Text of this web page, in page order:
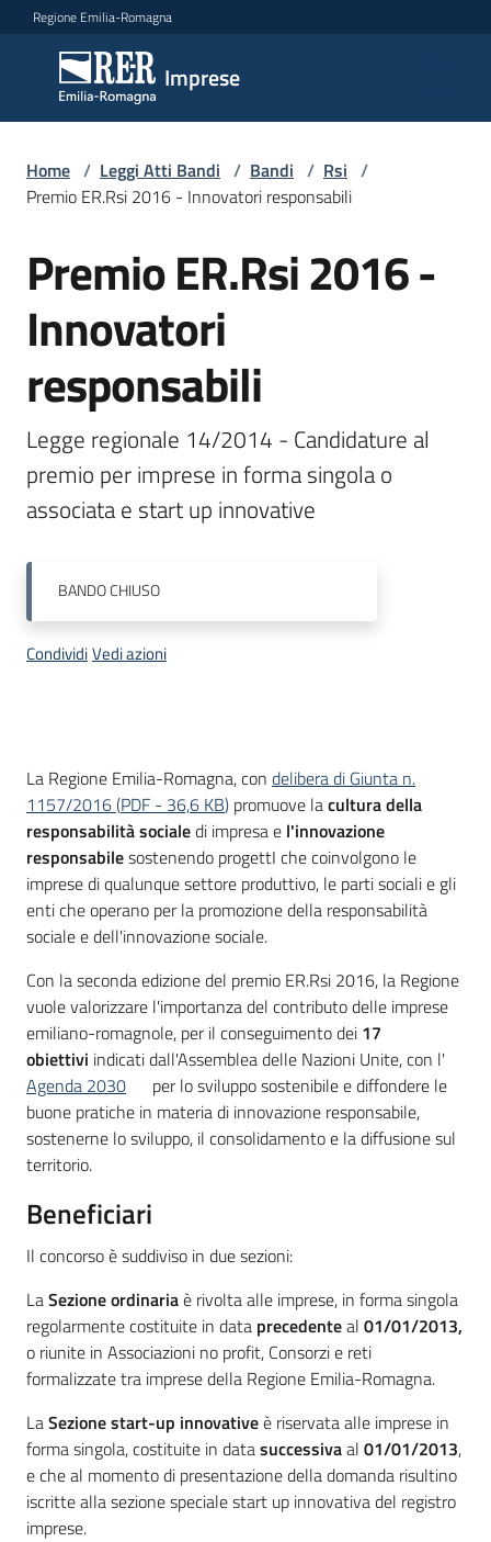
Vai al contenuto
Vai alla navigazione
Vai al footer
Regione Emilia-Romagna
Imprese
Imprese
Argomenti
Novità
Servizi
Leggi
Atti
Bandi
Programmi
Progetti
Newsletter
Seguici
su
Home / Leggi Atti Bandi / Bandi / Rsi /
Premio ER.Rsi 2016 - Innovatori responsabili
Salta al contenuto
Premio ER.Rsi 2016 -
Innovatori
responsabili
Legge regionale 14/2014 - Candidature al
premio per imprese in forma singola o
associata e start up innovative
BANDOCHIUSO
CondividiVedi azioni
Descrizione
La Regione Emilia-Romagna, con delibera di Giunta n.
1157/2016(PDF - 36,6 KB) promuove lacultura della
responsabilità socialedi impresa e l'innovazione
responsabilesostenendo progettI che coinvolgono le
imprese di qualunque settore produttivo, le parti sociali e gli
enti che operano per la promozione della responsabilità
sociale e dell'innovazione sociale.
Con la seconda edizione del premio ER.Rsi 2016, la Regione
vuole valorizzare l'importanza del contributo delle imprese
emiliano-romagnole, per il conseguimento dei 17
obiettivi indicati dall'Assemblea delle Nazioni Unite, con l'
Agenda 2030
per lo sviluppo sostenibile e diffondere le
buone pratiche in materia di innovazione responsabile,
sostenerne lo sviluppo, il consolidamento e la diffusione sul
territorio.
Beneficiari
Il concorso è suddiviso in due sezioni:
LaSezione ordinariaè rivolta alle imprese, in forma singola
regolarmente costituite in data precedenteal 01/01/2013,
o riunite in Associazioni no profit, Consorzi e reti
formalizzate tra imprese della Regione Emilia-Romagna.
LaSezione start-up innovativeè riservata alle imprese in
forma singola, costituite in datasuccessivaal 01/01/2013,
e che al momento di presentazione della domanda risultino
iscritte alla sezione speciale start up innovativa del registro
imprese.